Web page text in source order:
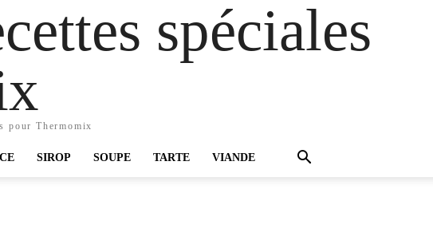
spéciales
pour Thermomix
SIROP SOUPE TARTE VIANDE